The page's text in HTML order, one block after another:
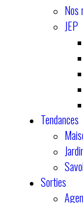
Nos
JEP
Tendances
Sorties